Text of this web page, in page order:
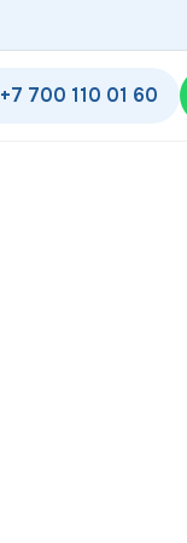
+7 700 110 01 60